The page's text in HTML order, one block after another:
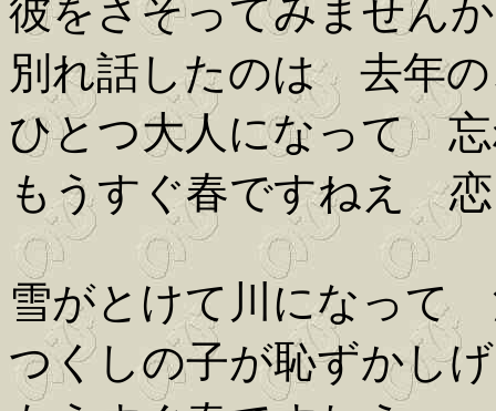
彼をさそってみませんか
別れ話したのは 去年
ひとつ大人になって
もうすぐ春ですねえ
雪がとけて川になって
つくしの子が恥ずかし